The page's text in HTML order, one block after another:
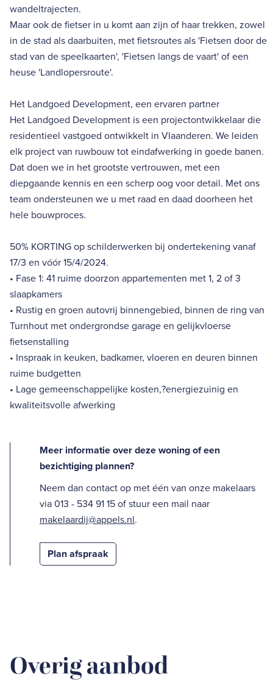
wandeltrajecten.
Maar ook de fietser in u komt aan zijn of haar trekken, zowel
in de stad als daarbuiten, met fietsroutes als 'Fietsen door de
stad van de speelkaarten', 'Fietsen langs de vaart' of een
heuse 'Landlopersroute'.
Het Landgoed Development, een ervaren partner
Het Landgoed Development is een projectontwikkelaar die
residentieel vastgoed ontwikkelt in Vlaanderen. We leiden
elk project van ruwbouw tot eindafwerking in goede banen.
Dat doen we in het grootste vertrouwen, met een
diepgaande kennis en een scherp oog voor detail. Met ons
team ondersteunen we u met raad en daad doorheen het
hele bouwproces.
50% KORTING op schilderwerken bij ondertekening vanaf
17/3 en vóór 15/4/2024.
• Fase 1: 41 ruime doorzon appartementen met 1, 2 of 3
slaapkamers
• Rustig en groen autovrij binnengebied, binnen de ring van
Turnhout met ondergrondse garage en gelijkvloerse
fietsenstalling
• Inspraak in keuken, badkamer, vloeren en deuren binnen
ruime budgetten
• Lage gemeenschappelijke kosten,?energiezuinig en
kwaliteitsvolle afwerking
Meer informatie over deze woning of een
bezichtiging plannen?
Neem dan contact op met één van onze makelaars
via 013 - 534 91 15 of stuur een mail naar
makelaardij@appels.nl.
Plan afspraak
Overig aanbod